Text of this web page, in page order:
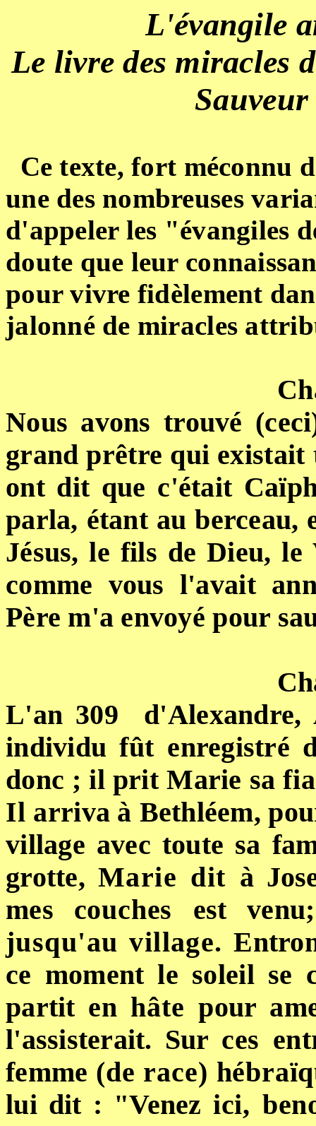
L'évangile
Le livre des miracles
Ce texte, fort méconnu
une des nombreuses
d'appeler les "évangiles
doute que leur
pour vivre fidèlement
jalonné de miracles
Nous avons trouvé
grand prêtre qui existait
ont dit que c'était
parla, étant au
Jésus, le fils de Dieu, le
comme vous l'avait
Père m'a envoyé pour
L'an 309 d'Alexandre,
individu fût enregistré
donc ; il prit Marie sa
Il arriva à Bethléem,
village avec toute sa
grotte, Marie dit à
mes couches est
jusqu'au village.
ce moment le soleil se
partit en hâtepour
l'assisterait. Sur ces
femme (de race)
lui dit : "Venez ici,